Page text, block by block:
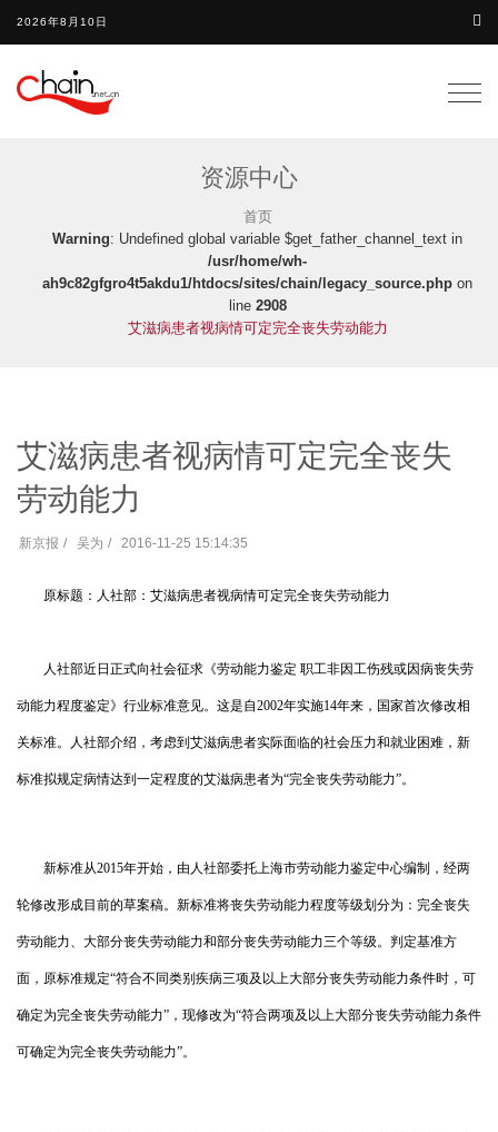
2026年8月10日
资源中心
首页
Warning: Undefined global variable $get_father_channel_text in
/usr/home/wh-
ah9c82gfgro4t5akdu1/htdocs/sites/chain/legacy_source.php on
line 2908
艾滋病患者视病情可定完全丧失劳动能力
艾滋病患者视病情可定完全丧失
劳动能力
新京报 吴为 2016-11-25 15:14:35
原标题：人社部：艾滋病患者视病情可定完全丧失劳动能力
人社部近日正式向社会征求《劳动能力鉴定 职工非因工伤残或因病丧失劳
动能力程度鉴定》行业标准意见。这是自2002年实施14年来，国家首次修改相
关标准。人社部介绍，考虑到艾滋病患者实际面临的社会压力和就业困难，新
标准拟规定病情达到一定程度的艾滋病患者为“完全丧失劳动能力”。
新标准从2015年开始，由人社部委托上海市劳动能力鉴定中心编制，经两
轮修改形成目前的草案稿。新标准将丧失劳动能力程度等级划分为：完全丧失
劳动能力、大部分丧失劳动能力和部分丧失劳动能力三个等级。判定基准方
面，原标准规定“符合不同类别疾病三项及以上大部分丧失劳动能力条件时，可
确定为完全丧失劳动能力”，现修改为“符合两项及以上大部分丧失劳动能力条件
可确定为完全丧失劳动能力”。